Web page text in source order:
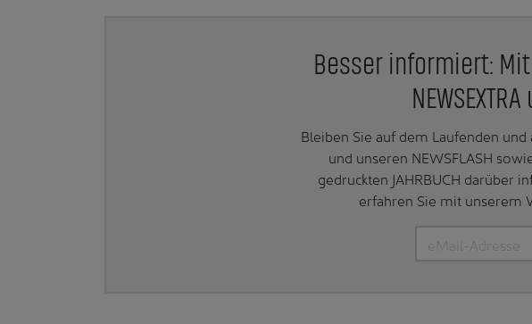
Besser informiert: Mit
Bleiben Sie auf dem Laufenden
und unseren NEWSFLASH
gedruckten JAHRBUCH darüber
erfahren Sie mit unserem